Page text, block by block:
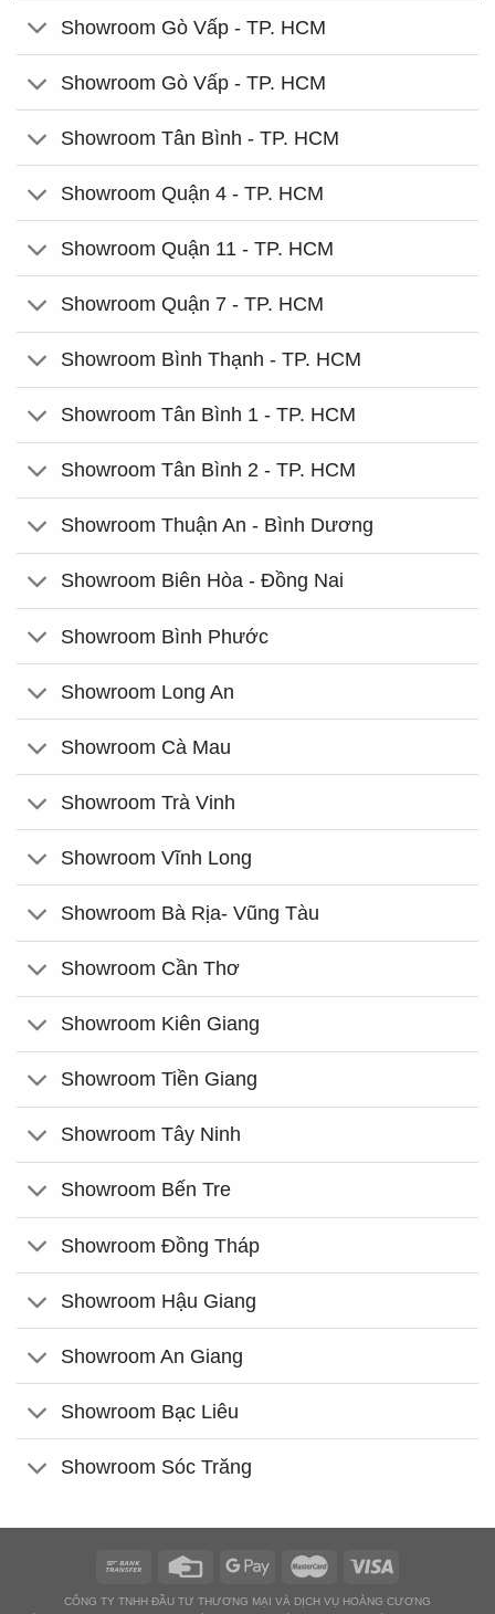
Showroom Gò Vấp - TP. HCM
Showroom Gò Vấp - TP. HCM
Showroom Tân Bình - TP. HCM
Showroom Quận 4 - TP. HCM
Showroom Quận 11 - TP. HCM
Showroom Quận 7 - TP. HCM
Showroom Bình Thạnh - TP. HCM
Showroom Tân Bình 1 - TP. HCM
Showroom Tân Bình 2 - TP. HCM
Showroom Thuận An - Bình Dương
Showroom Biên Hòa - Đồng Nai
Showroom Bình Phước
Showroom Long An
Showroom Cà Mau
Showroom Trà Vinh
Showroom Vĩnh Long
Showroom Bà Rịa- Vũng Tàu
Showroom Cần Thơ
Showroom Kiên Giang
Showroom Tiền Giang
Showroom Tây Ninh
Showroom Bến Tre
Showroom Đồng Tháp
Showroom Hậu Giang
Showroom An Giang
Showroom Bạc Liêu
Showroom Sóc Trăng
CÔNG TY TNHH ĐẦU TƯ THƯƠNG MẠI VÀ DỊCH VỤ HOÀNG CƯƠNG